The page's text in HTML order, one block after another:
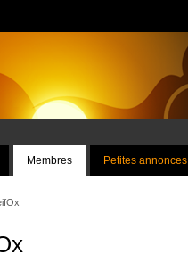
Membres Petites annonces